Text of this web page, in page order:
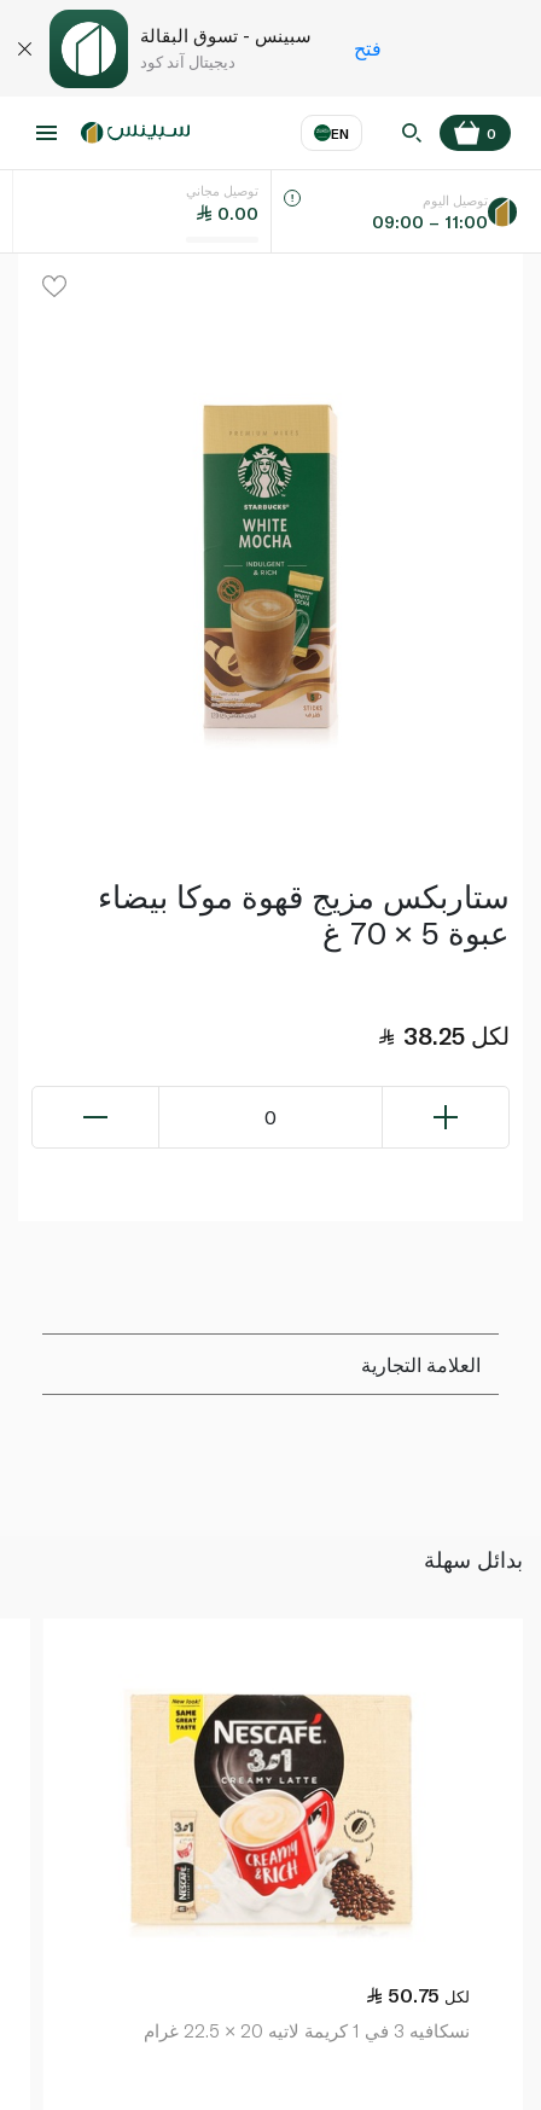
سبينس - تسوق البقالة
ديجيتال آند كود
فتح
EN
اللغة عر
0
توصيل مجاني
0.00
توصيل اليوم
09:00 – 11:00
ستاربكس مزيج قهوة موكا بيضاء
عبوة 5 × 70 غ
38.25 لكل
0
العلامة التجارية
بدائل سهلة
50.75 لكل
نسكافيه 3 في 1 كريمة لاتيه 20 × 22.5 غرام